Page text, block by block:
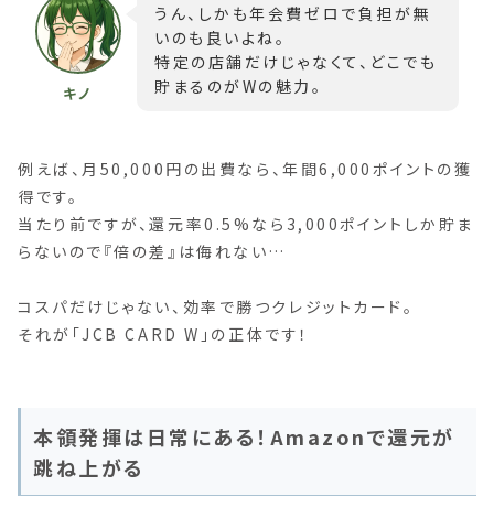
うん、しかも年会費ゼロで負担が無
いのも良いよね。
特定の店舗だけじゃなくて、どこでも
貯まるのがWの魅力。
例えば、月50,000円の出費なら、年間6,000ポイントの獲
得です。
当たり前ですが、還元率0.5%なら3,000ポイントしか貯ま
らないので『倍の差』は侮れない…
コスパだけじゃない、効率で勝つクレジットカード。
それが「JCB CARD W」の正体です！
本領発揮は日常にある！Amazonで還元が
跳ね上がる